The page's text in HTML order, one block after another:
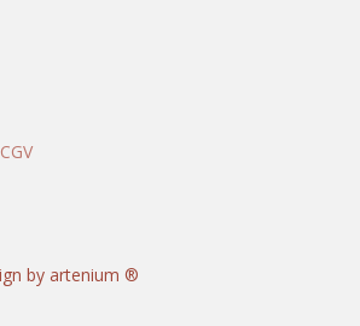
CGV
by artenium ®